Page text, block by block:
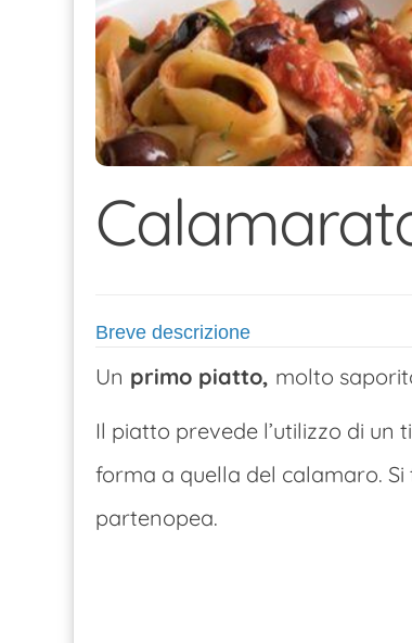
Breve descrizione
Un primo piatto, molto
Il piatto prevede l’utilizzo di un
forma a quella del calamaro.
partenopea.